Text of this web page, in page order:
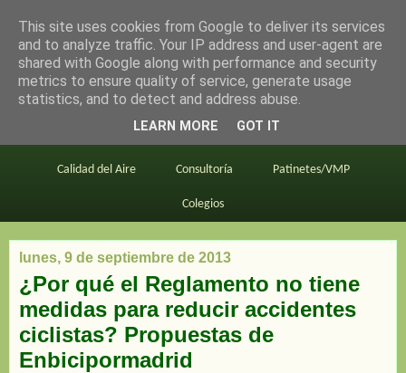
en bici por madrid
Este blog BiciMAD Primeros consejos
Calidad del Aire Consultoría Patinetes/VMP
Colegios
lunes, 9 de septiembre de 2013
¿Por qué el Reglamento no tiene
medidas para reducir accidentes
ciclistas? Propuestas de
Enbicipormadrid
This site uses cookies from Google to deliver its services
and to analyze traffic. Your IP address and user-agent are
shared with Google along with performance and security
metrics to ensure quality of service, generate usage
statistics, and to detect and address abuse.
LEARN MORE GOT IT